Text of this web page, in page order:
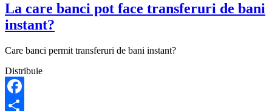
La care banci pot face transferuri de bani
instant?
Care banci permit transferuri de bani instant?
Distribuie
Facebook